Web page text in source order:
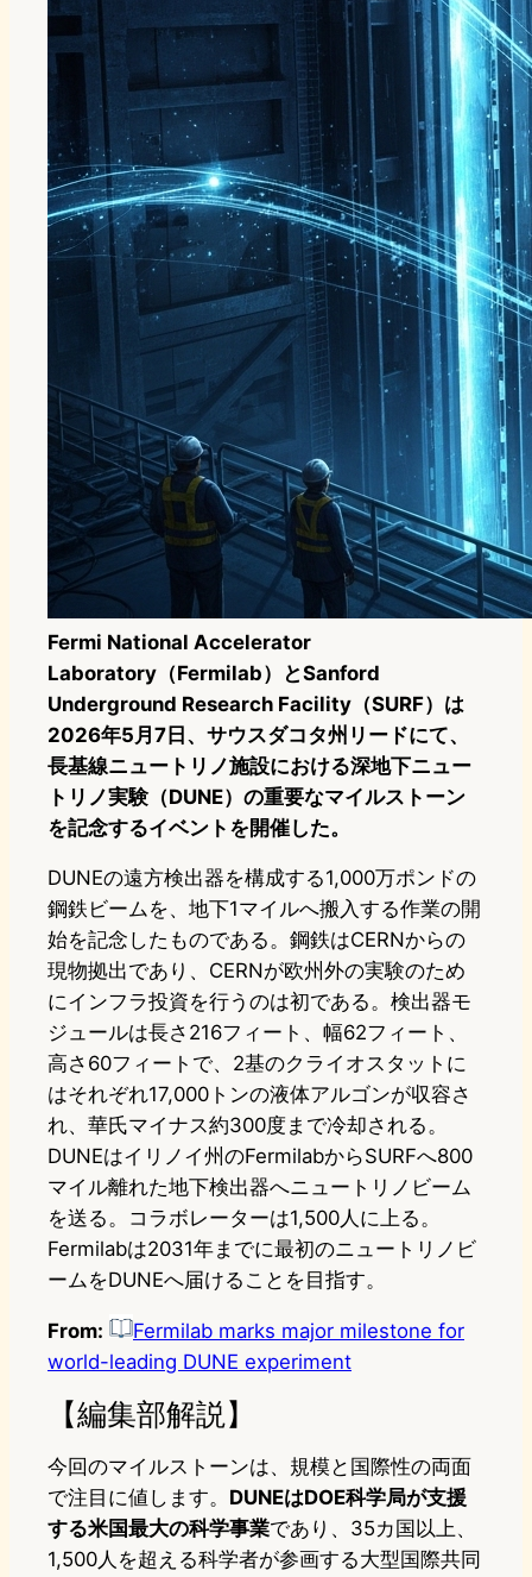
Fermi National Accelerator
Laboratory（Fermilab）とSanford
Underground Research Facility（SURF）は
2026年5月7日、サウスダコタ州リードにて、
長基線ニュートリノ施設における深地下ニュー
トリノ実験（DUNE）の重要なマイルストーン
を記念するイベントを開催した。
DUNEの遠方検出器を構成する1,000万ポンドの
鋼鉄ビームを、地下1マイルへ搬入する作業の開
始を記念したものである。鋼鉄はCERNからの
現物拠出であり、CERNが欧州外の実験のため
にインフラ投資を行うのは初である。検出器モ
ジュールは長さ216フィート、幅62フィート、
高さ60フィートで、2基のクライオスタットに
はそれぞれ17,000トンの液体アルゴンが収容さ
れ、華氏マイナス約300度まで冷却される。
DUNEはイリノイ州のFermilabからSURFへ800
マイル離れた地下検出器へニュートリノビーム
を送る。コラボレーターは1,500人に上る。
Fermilabは2031年までに最初のニュートリノビ
ームをDUNEへ届けることを目指す。
From:
Fermilab marks major milestone for
world-leading DUNE experiment
【編集部解説】
今回のマイルストーンは、規模と国際性の両面
で注目に値します。 DUNEはDOE科学局が支援
する米国最大の科学事業であり、35カ国以上、
1,500人を超える科学者が参画する大型国際共同